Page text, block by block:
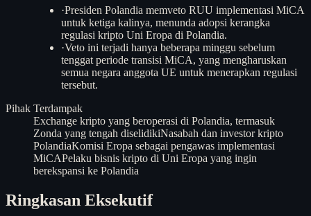
·Presiden Polandia memveto RUU implementasi MiCA
untuk ketiga kalinya, menunda adopsi kerangka
regulasi kripto Uni Eropa di Polandia.
·Veto ini terjadi hanya beberapa minggu sebelum
tenggat periode transisi MiCA, yang mengharuskan
semua negara anggota UE untuk menerapkan regulasi
tersebut.
Pihak Terdampak
Exchange kripto yang beroperasi di Polandia, termasuk
Zonda yang tengah diselidikiNasabah dan investor kripto
PolandiaKomisi Eropa sebagai pengawas implementasi
MiCAPelaku bisnis kripto di Uni Eropa yang ingin
berekspansi ke Polandia
Ringkasan Eksekutif